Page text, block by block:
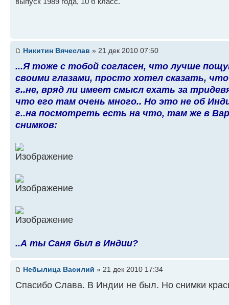
Никитин Вячеслав » 21 дек 2010 07:50
...Я тоже с тобой согласен, что лучше
своими глазами, просто хотел сказать,
г..не, вряд ли имеет смысл ехать за
что его там очень много.. Но это не об
г..на посмотреть есть на что, там же в
снимков:
..А ты Саня был в Индии?
Небылица Василий » 21 дек 2010 17:34
Спасибо Слава. В Индии не был. Но снимки